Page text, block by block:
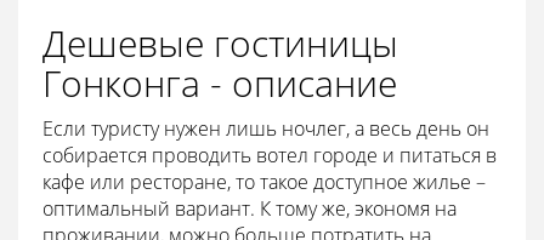
Дешевые гостиницы
Гонконга - описание
Если туристу нужен лишь ночлег, а весь день он
собирается проводить вотел городе и питаться в
кафе или ресторане, то такое доступное жилье –
оптимальный вариант. К тому же, экономя на